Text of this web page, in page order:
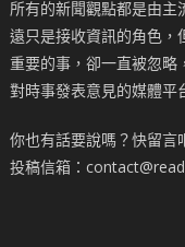
所有的新聞觀點都是由主
遠只是接收資訊的角色，
重要的事，卻一直被忽略
對時事發表意見的媒體平
你也有話要說嗎？快留言
投稿信箱：